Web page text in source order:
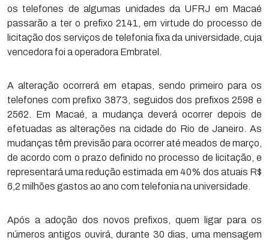
os telefones de algumas unidades da UFRJ em Macaé
passarão a ter o prefixo 2141, em virtude do processo de
licitação dos serviços de telefonia fixa da universidade, cuja
vencedora foi a operadora Embratel.
A alteração ocorrerá em etapas, sendo primeiro para os
telefones com prefixo 3873, seguidos dos prefixos 2598 e
2562. Em Macaé, a mudança deverá ocorrer depois de
efetuadas as alterações na cidade do Rio de Janeiro. As
mudanças têm previsão para ocorrer até meados de março,
de acordo com o prazo definido no processo de licitação, e
representará uma redução estimada em 40% dos atuais R$
6,2 milhões gastos ao ano com telefonia na universidade.
Após a adoção dos novos prefixos, quem ligar para os
números antigos ouvirá, durante 30 dias, uma mensagem